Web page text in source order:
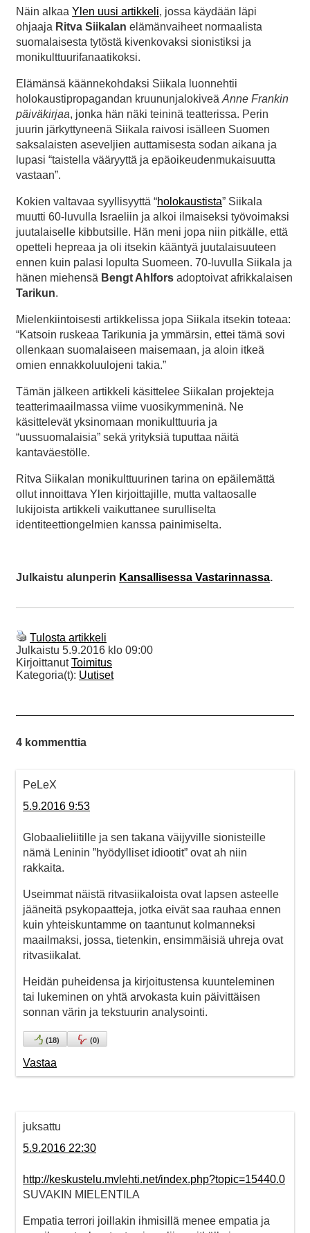
Näin alkaa Ylen uusi artikkeli, jossa käydään läpi
ohjaaja Ritva Siikalan elämänvaiheet normaalista
suomalaisesta tytöstä kivenkovaksi sionistiksi ja
monikulttuurifanaatikoksi.
Elämänsä käännekohdaksi Siikala luonnehtii
holokaustipropagandan kruununjalokiveä Anne Frankin
päiväkirjaa, jonka hän näki teininä teatterissa. Perin
juurin järkyttyneenä Siikala raivosi isälleen Suomen
saksalaisten aseveljien auttamisesta sodan aikana ja
lupasi “taistella vääryyttä ja epäoikeudenmukaisuutta
vastaan”.
Kokien valtavaa syyllisyyttä “holokaustista” Siikala
muutti 60-luvulla Israeliin ja alkoi ilmaiseksi työvoimaksi
juutalaiselle kibbutsille. Hän meni jopa niin pitkälle, että
opetteli hepreaa ja oli itsekin kääntyä juutalaisuuteen
ennen kuin palasi lopulta Suomeen. 70-luvulla Siikala ja
hänen miehensä Bengt Ahlfors adoptoivat afrikkalaisen
Tarikun.
Mielenkiintoisesti artikkelissa jopa Siikala itsekin toteaa:
“Katsoin ruskeaa Tarikunia ja ymmärsin, ettei tämä sovi
ollenkaan suomalaiseen maisemaan, ja aloin itkeä
omien ennakkoluulojeni takia.”
Tämän jälkeen artikkeli käsittelee Siikalan projekteja
teatterimaailmassa viime vuosikymmeninä. Ne
käsittelevät yksinomaan monikulttuuria ja
“uussuomalaisia” sekä yrityksiä tuputtaa näitä
kantaväestölle.
Ritva Siikalan monikulttuurinen tarina on epäilemättä
ollut innoittava Ylen kirjoittajille, mutta valtaosalle
lukijoista artikkeli vaikuttanee surulliselta
identiteettiongelmien kanssa painimiselta.
Julkaistu alunperin Kansallisessa Vastarinnassa.
Tulosta artikkeli
Julkaistu 5.9.2016 klo 09:00
KirjoittanutToimitus
Kategoria(t): Uutiset
4 kommenttia
PeLeX
5.9.2016 9:53
Globaalieliitille ja sen takana väijyville sionisteille
nämä Leninin ”hyödylliset idiootit” ovat ah niin
rakkaita.
Useimmat näistä ritvasiikaloista ovat lapsen asteelle
jääneitä psykopaatteja, jotka eivät saa rauhaa ennen
kuin yhteiskuntamme on taantunut kolmanneksi
maailmaksi, jossa, tietenkin, ensimmäisiä uhreja ovat
ritvasiikalat.
Heidän puheidensa ja kirjoitustensa kuunteleminen
tai lukeminen on yhtä arvokasta kuin päivittäisen
sonnan värin ja tekstuurin analysointi.
(18) (0)
Vastaa
juksattu
5.9.2016 22:30
http://keskustelu.mvlehti.net/index.php?topic=15440.0
SUVAKIN MIELENTILA
Empatia terrori joillakin ihmisillä menee empatia ja